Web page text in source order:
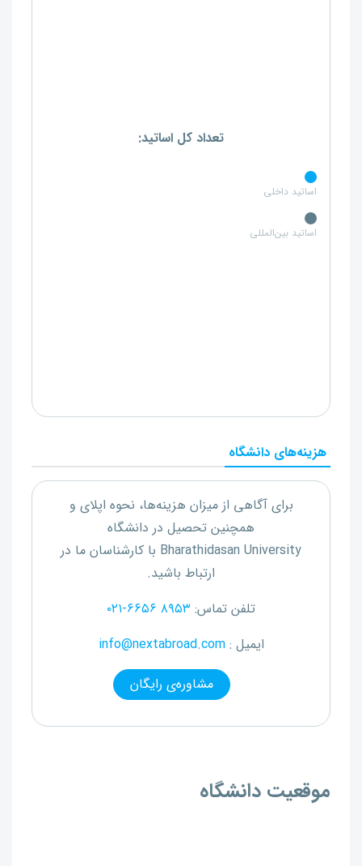
تعداد کل اساتید:
اساتید داخلی
اساتید بین‌المللی
هزینه‌های دانشگاه
برای آگاهی از میزان هزینه‌ها، نحوه اپلای و
همچنین تحصیل در دانشگاه
Bharathidasan University با کارشناسان ما در
ارتباط باشید.
تلفن تماس: ۰۲۱-۶۶۵۶ ۸۹۵۳
ایمیل :info@nextabroad.com
مشاوره‌ی رایگان
موقعیت دانشگاه